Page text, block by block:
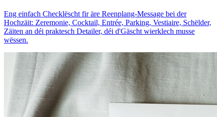
Eng einfach Checklëscht fir äre Reenplang-Message bei der
Hochzäit: Zeremonie, Cocktail, Entrée, Parking, Vestiaire, Schëlder,
Zäiten an déi praktesch Detailer, déi d'Gäscht wierklech musse
wëssen.